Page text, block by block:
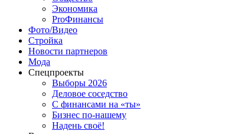
Экономика
ProФинансы
Фото/Видео
Стройка
Новости партнеров
Мода
Спецпроекты
Выборы 2026
Деловое соседство
С финансами на «ты»
Бизнес по-нашему
Надень своё!